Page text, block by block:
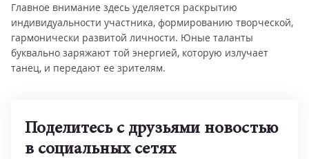
Главное внимание здесь уделяется раскрытию
индивидуальности участника, формированию творческой,
гармонически развитой личности. Юные таланты
буквально заряжают той энергией, которую излучает
танец, и передают ее зрителям.
Поделитесь с друзьями новостью
в социальных сетях